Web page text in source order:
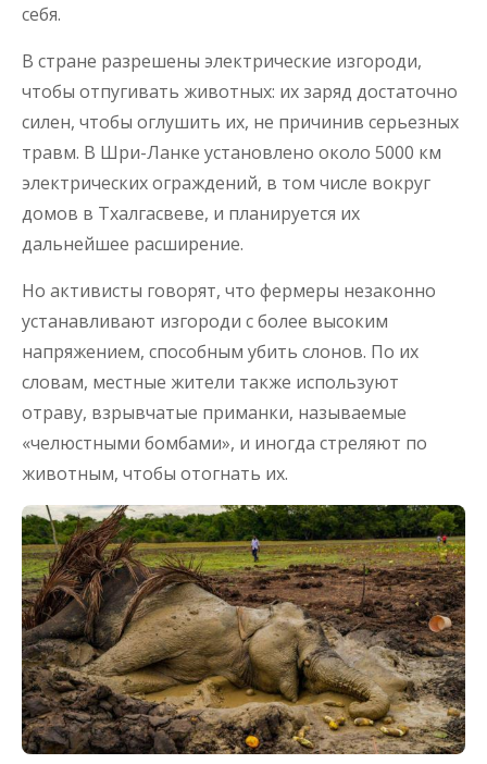
себя.
В стране разрешены электрические изгороди,
чтобы отпугивать животных: их заряд достаточно
силен, чтобы оглушить их, не причинив серьезных
травм. В Шри-Ланке установлено около 5000 км
электрических ограждений, в том числе вокруг
домов в Тхалгасвеве, и планируется их
дальнейшее расширение.
Но активисты говорят, что фермеры незаконно
устанавливают изгороди с более высоким
напряжением, способным убить слонов. По их
словам, местные жители также используют
отраву, взрывчатые приманки, называемые
«челюстными бомбами», и иногда стреляют по
животным, чтобы отогнать их.